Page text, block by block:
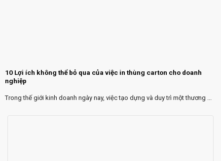
10 Lợi ích không thể bỏ qua của việc in thùng carton cho doanh
nghiệp
Trong thế giới kinh doanh ngày nay, việc tạo dựng và duy trì một thương ...